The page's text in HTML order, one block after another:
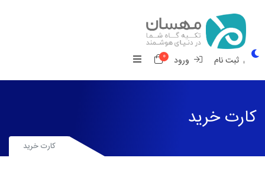
ثبت نام ورود 0 کارت خرید
کارت خرید
کارت خرید